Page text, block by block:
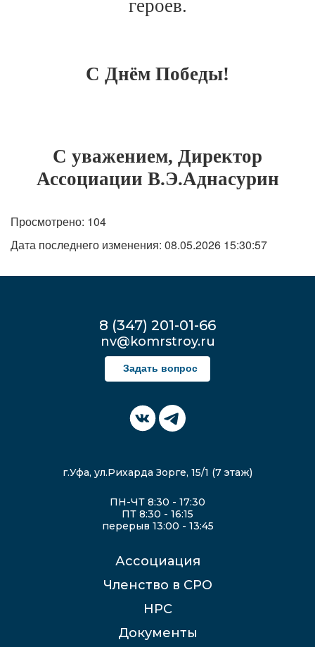
героев.
С Днём Победы!
С уважением, Директор
Ассоциации В.Э.Аднасурин
Просмотрено: 104
Дата последнего изменения: 08.05.2026 15:30:57
8 (347) 201-01-66
nv@komrstroy.ru
Задать вопрос
г.Уфа, ул.Рихарда Зорге, 15/1 (7 этаж)
ПН-ЧТ 8:30 - 17:30
ПТ 8:30 - 16:15
перерыв 13:00 - 13:45
Ассоциация
Членство в СРО
НРС
Документы